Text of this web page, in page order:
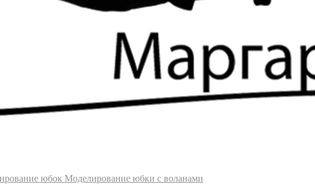
юбок Моделирование юбки с воланами